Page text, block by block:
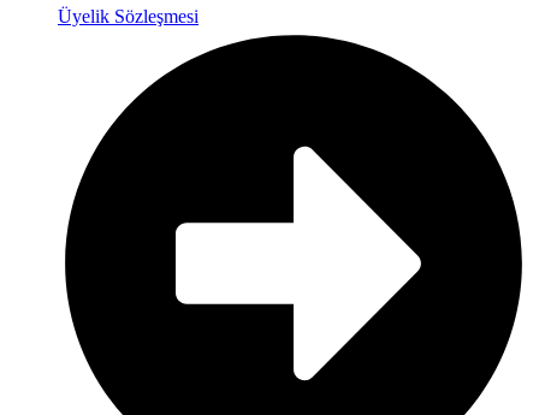
Üyelik Sözleşmesi